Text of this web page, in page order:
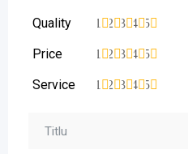
Quality 5
4
3
2
1
Price 5
4
3
2
1
Service 5
4
3
2
1